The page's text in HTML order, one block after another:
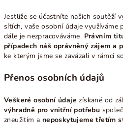
Jestliže se účastníte našich soutěží
sítích, vaše osobní údaje využíváme
dále je nezpracováváme. Právním
případech náš oprávněný zájem a
ke kterým jsme se zavázali v rámci
Přenos osobních údajů
Veškeré osobní údaje získané od
výhradně pro vnitřní potřebu
zneužitím a neposkytujeme třetím